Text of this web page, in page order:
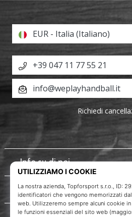
Info su di noi
Servizio clienti
EUR - Italia (Italiano)
+39 047 11 77 55 21
info@weplayhandball.it
Richiedi